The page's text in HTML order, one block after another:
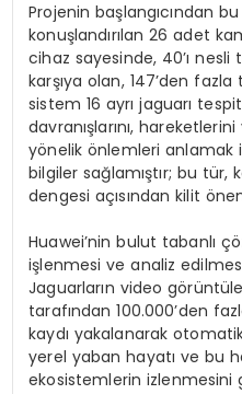
Projenin başlangıcından
konuşlandırılan 26 adet
cihaz sayesinde, 40’ı
karşıya olan, 147’den
sistem 16 ayrı jaguarı
davranışlarını,
yönelik önlemleri anlamak
bilgiler sağlamıştır; bu tür,
dengesi açısından kilit
Huawei’nin bulut tabanlı
işlenmesi ve analiz
Jaguarların video
tarafından 100.000’den
kaydı yakalanarak
yerel yaban hayatı ve bu
ekosistemlerin izlenmesini